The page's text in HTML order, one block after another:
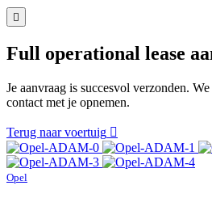
Full operational lease
Je aanvraag is succesvol verzonden.
contact met je opnemen.
Terug naar voertuig
Opel